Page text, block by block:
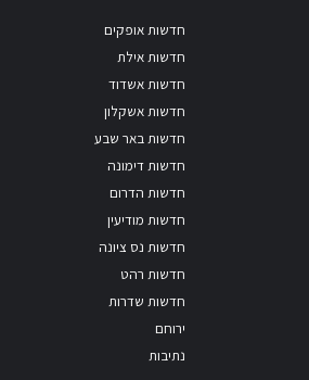
חדשות אופקים
חדשות אילת
חדשות אשדוד
חדשות אשקלון
חדשות באר שבע
חדשות דימונה
חדשות הדרום
חדשות מודיעין
חדשות נס ציונה
חדשות רהט
חדשות שדרות
ירוחם
נתיבות